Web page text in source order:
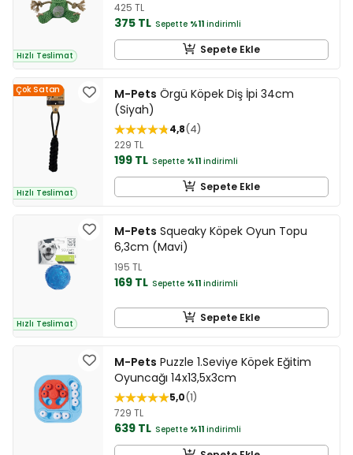
Hızlı Teslimat
425 TL
375 TL Sepette %11 indirimli
Sepete Ekle
Çok Satan
Hızlı Teslimat
M-Pets Örgü Köpek Diş İpi 34cm
(Siyah)
4,8 4
229 TL
199 TL Sepette %11 indirimli
Sepete Ekle
Hızlı Teslimat
M-Pets Squeaky Köpek Oyun Topu
6,3cm (Mavi)
195 TL
169 TL Sepette %11 indirimli
Sepete Ekle
M-Pets Puzzle 1.Seviye Köpek Eğitim
Oyuncağı 14x13,5x3cm
5,0 1
729 TL
639 TL Sepette %11 indirimli